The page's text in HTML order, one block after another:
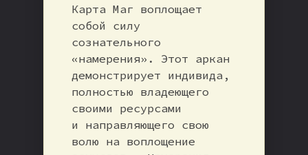
Карта Маг воплощает
собой силу
сознательного
«намерения». Этот аркан
демонстрирует индивида,
полностью владеющего
своими ресурсами
и направляющего свою
волю на воплощение